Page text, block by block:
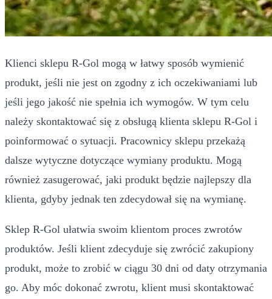
Klienci sklepu R-Gol mogą w łatwy sposób wymienić
produkt, jeśli nie jest on zgodny z ich oczekiwaniami lub
jeśli jego jakość nie spełnia ich wymogów. W tym celu
należy skontaktować się z obsługą klienta sklepu R-Gol i
poinformować o sytuacji. Pracownicy sklepu przekażą
dalsze wytyczne dotyczące wymiany produktu. Mogą
również zasugerować, jaki produkt będzie najlepszy dla
klienta, gdyby jednak ten zdecydował się na wymianę.
Sklep R-Gol ułatwia swoim klientom proces zwrotów
produktów. Jeśli klient zdecyduje się zwrócić zakupiony
produkt, może to zrobić w ciągu 30 dni od daty otrzymania
go. Aby móc dokonać zwrotu, klient musi skontaktować